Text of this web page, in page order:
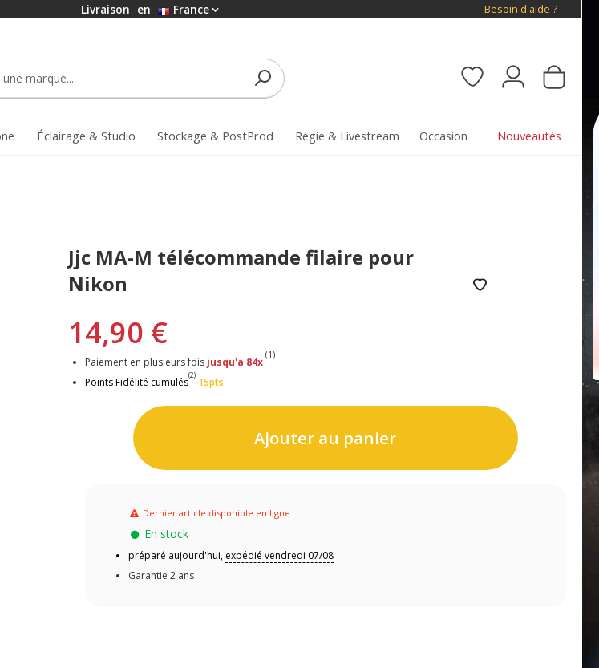
Livraison en France Besoin d'aide ?
Éclairage & Studio Stockage & PostProd Régie & Livestream Occasion Nouveautés
Jjc MA-M télécommande filaire pour
Nikon
14,90 €
Paiement en plusieurs fois jusqu'a 84x
(1)
Points Fidélité cumulés
(2)
15pts
Ajouter au panier
Dernier article disponible en ligne
En stock
préparé aujourd'hui, expédié vendredi 07/08
Garantie 2 ans